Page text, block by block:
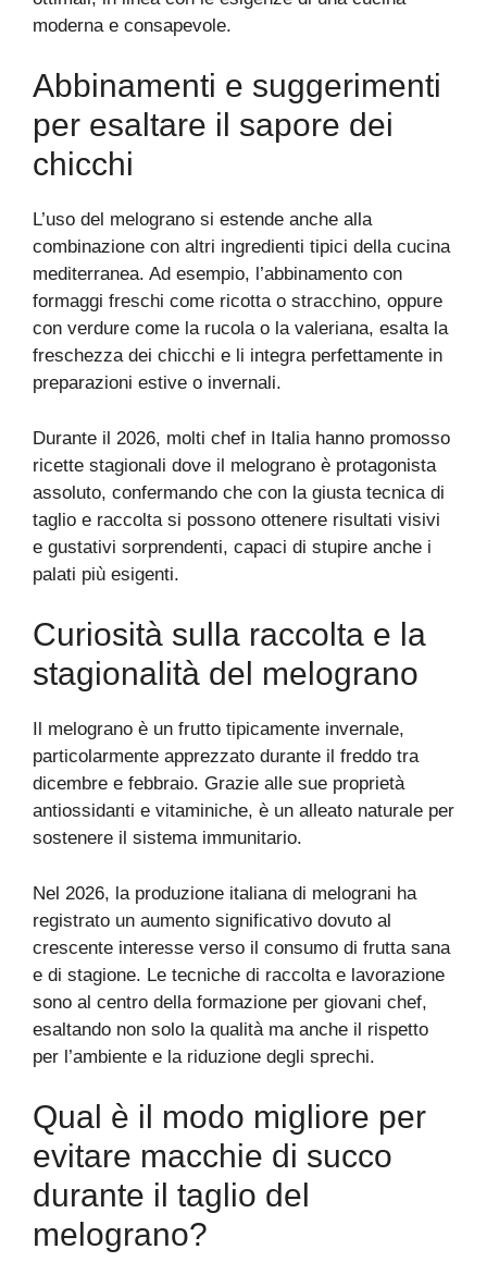
moderna e consapevole.
Abbinamenti e suggerimenti
per esaltare il sapore dei
chicchi
L’uso del melograno si estende anche alla
combinazione con altri ingredienti tipici della cucina
mediterranea. Ad esempio, l’abbinamento con
formaggi freschi come ricotta o stracchino, oppure
con verdure come la rucola o la valeriana, esalta la
freschezza dei chicchi e li integra perfettamente in
preparazioni estive o invernali.
Durante il 2026, molti chef in Italia hanno promosso
ricette stagionali dove il melograno è protagonista
assoluto, confermando che con la giusta tecnica di
taglio e raccolta si possono ottenere risultati visivi
e gustativi sorprendenti, capaci di stupire anche i
palati più esigenti.
Curiosità sulla raccolta e la
stagionalità del melograno
Il melograno è un frutto tipicamente invernale,
particolarmente apprezzato durante il freddo tra
dicembre e febbraio. Grazie alle sue proprietà
antiossidanti e vitaminiche, è un alleato naturale per
sostenere il sistema immunitario.
Nel 2026, la produzione italiana di melograni ha
registrato un aumento significativo dovuto al
crescente interesse verso il consumo di frutta sana
e di stagione. Le tecniche di raccolta e lavorazione
sono al centro della formazione per giovani chef,
esaltando non solo la qualità ma anche il rispetto
per l’ambiente e la riduzione degli sprechi.
Qual è il modo migliore per
evitare macchie di succo
durante il taglio del
melograno?